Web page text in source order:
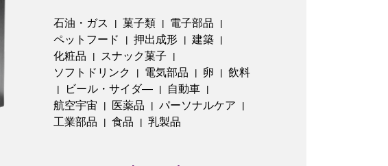
石油・ガス | 菓子類 | 電子部品 |
ペットフード | 押出成形 | 建築 |
化粧品 | スナック菓子 |
ソフトドリンク | 電気部品 | 卵 | 飲料
| ビール・サイダ― | 自動車 |
航空宇宙 | 医薬品 | パーソナルケア |
工業部品 | 食品 | 乳製品